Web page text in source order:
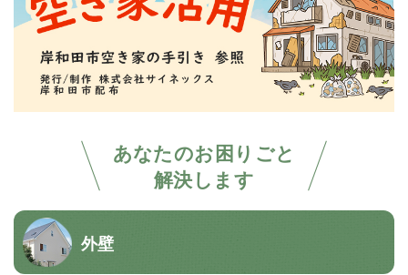
あなたのお困りごと
解決します
外壁